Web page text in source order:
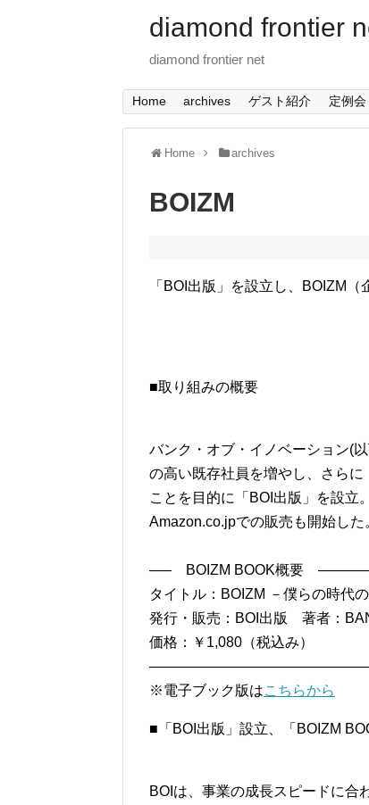
diamond frontier
diamond frontier net
Home archives ゲスト紹介 定例会
Home archives
BOIZM
「BOI出版」を設立し、BOIZM
■取り組みの概要
バンク・オブ・イノベーション(
の高い既存社員を増やし、さら
ことを目的に「BOI出版」を設立
Amazon.co.jpでの販売も開始した
—– BOIZM BOOK概要
タイトル：BOIZM －僕らの時代
発行・販売：BOI出版 著者：
価格：￥1,080（税込み）
※電子ブック版はこちらから
■「BOI出版」設立、「BOIZM
BOIは、事業の成長スピードに合